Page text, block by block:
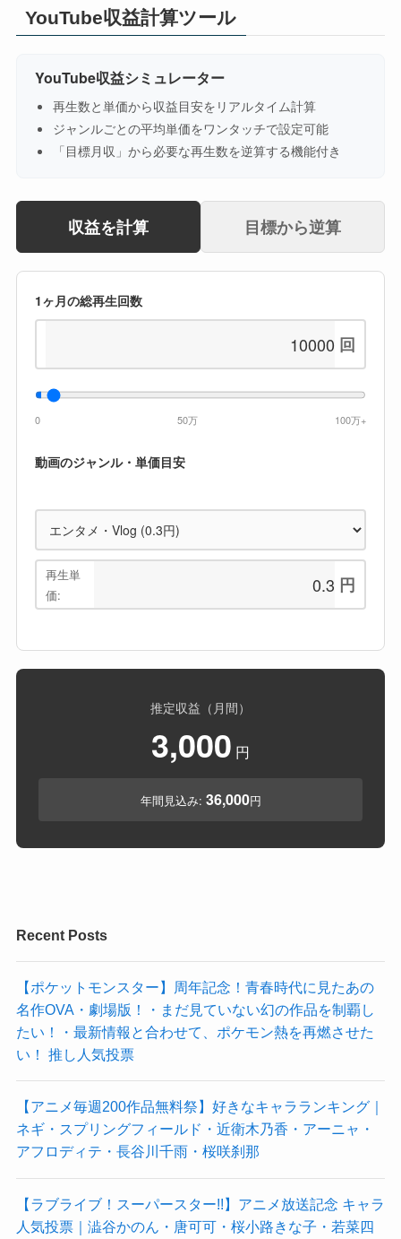
YouTube収益計算ツール
YouTube収益シミュレーター
再生数と単価から収益目安をリアルタイム計算
ジャンルごとの平均単価をワンタッチで設定可能
「目標月収」から必要な再生数を逆算する機能付き
収益を計算 目標から逆算
1ヶ月の総再生回数
回
0 50万 100万+
動画のジャンル・単価目安
再生単
価:
円
推定収益（月間）
3,000 円
年間見込み: 36,000円
Recent Posts
【ポケットモンスター】周年記念！青春時代に見たあの
名作OVA・劇場版！・まだ見ていない幻の作品を制覇し
たい！・最新情報と合わせて、ポケモン熱を再燃させた
い！ 推し人気投票
【アニメ毎週200作品無料祭】好きなキャラランキング｜
ネギ・スプリングフィールド・近衛木乃香・アーニャ・
アフロディテ・長谷川千雨・桜咲刹那
【ラブライブ！スーパースター!!】アニメ放送記念 キャラ
人気投票｜澁谷かのん・唐可可・桜小路きな子・若菜四